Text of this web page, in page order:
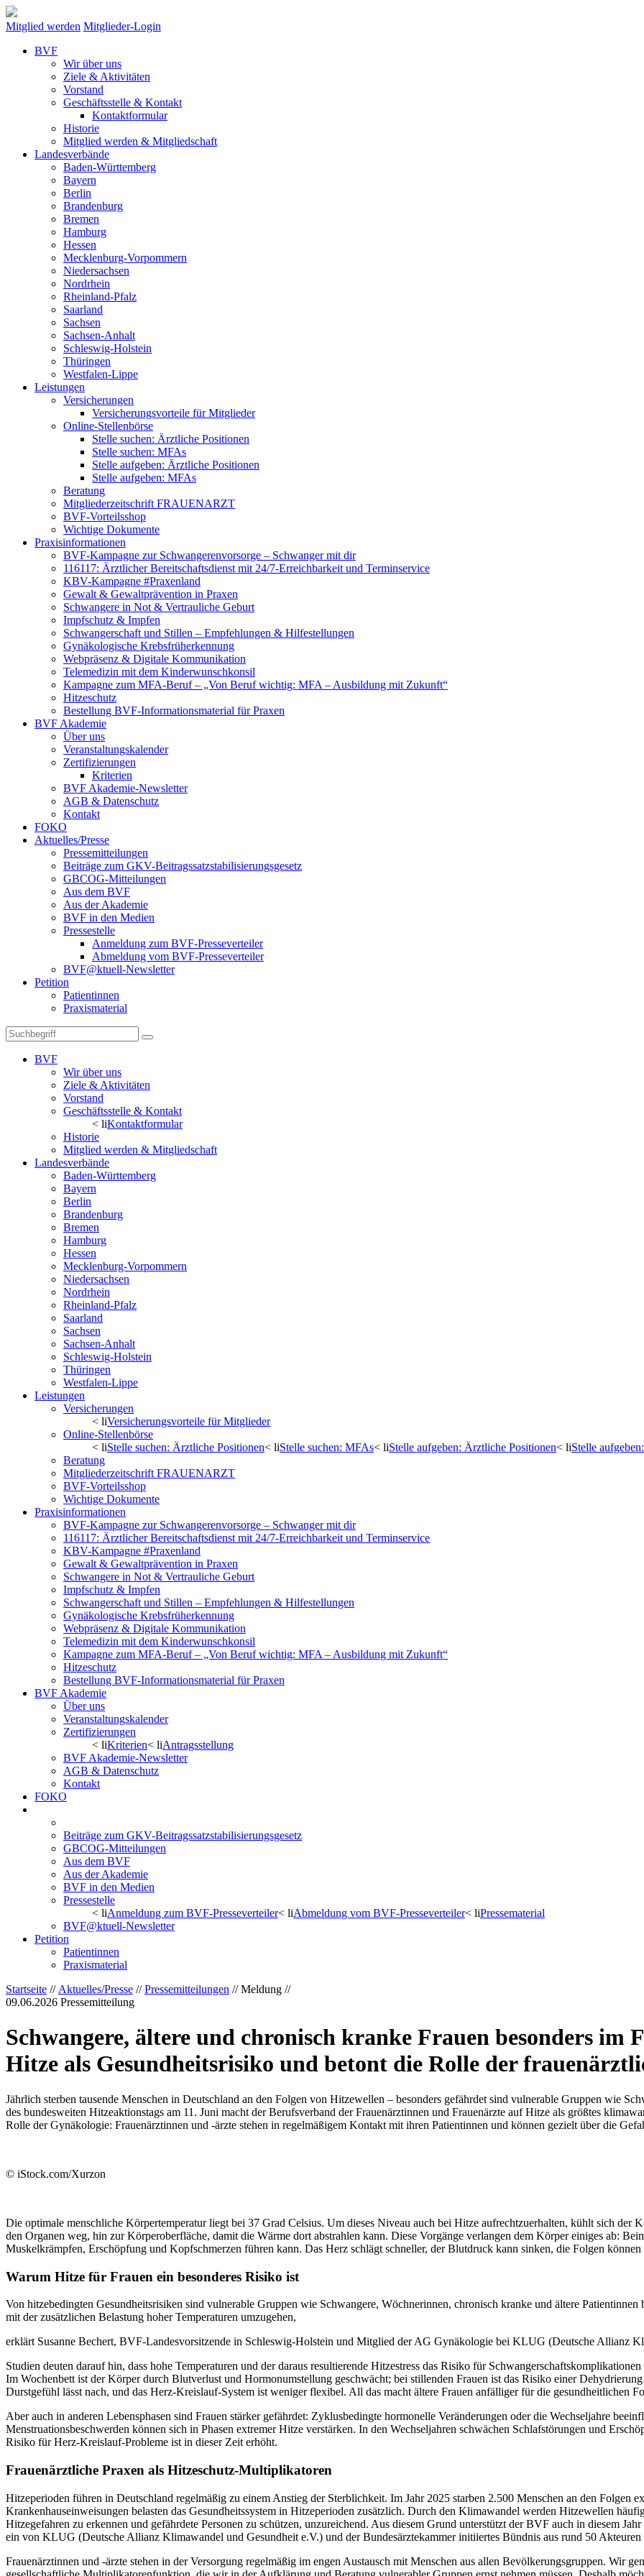
Mitglied werden Mitglieder-Login
BVF
Wir über uns
Ziele & Aktivitäten
Vorstand
Geschäftsstelle & Kontakt
Kontaktformular
Historie
Mitglied werden & Mitgliedschaft
Landesverbände
Baden-Württemberg
Bayern
Berlin
Brandenburg
Bremen
Hamburg
Hessen
Mecklenburg-Vorpommern
Niedersachsen
Nordrhein
Rheinland-Pfalz
Saarland
Sachsen
Sachsen-Anhalt
Schleswig-Holstein
Thüringen
Westfalen-Lippe
Leistungen
Versicherungen
Versicherungsvorteile für Mitglieder
Online-Stellenbörse
Stelle suchen: Ärztliche Positionen
Stelle suchen: MFAs
Stelle aufgeben: Ärztliche Positionen
Stelle aufgeben: MFAs
Beratung
Mitgliederzeitschrift FRAUENARZT
BVF-Vorteilsshop
Wichtige Dokumente
Praxisinformationen
BVF-Kampagne zur Schwangerenvorsorge – Schwanger mit dir
116117: Ärztlicher Bereitschaftsdienst mit 24/7-Erreichbarkeit und Terminservice
KBV-Kampagne #Praxenland
Gewalt & Gewaltprävention in Praxen
Schwangere in Not & Vertrauliche Geburt
Impfschutz & Impfen
Schwangerschaft und Stillen – Empfehlungen & Hilfestellungen
Gynäkologische Krebsfrüherkennung
Webpräsenz & Digitale Kommunikation
Telemedizin mit dem Kinderwunschkonsil
Kampagne zum MFA-Beruf – „Von Beruf wichtig: MFA – Ausbildung mit Zukunft“
Hitzeschutz
Bestellung BVF-Informationsmaterial für Praxen
BVF Akademie
Über uns
Veranstaltungskalender
Zertifizierungen
Kriterien
BVF Akademie-Newsletter
AGB & Datenschutz
Kontakt
FOKO
Aktuelles/Presse
Pressemitteilungen
Beiträge zum GKV-Beitragssatzstabilisierungsgesetz
GBCOG-Mitteilungen
Aus dem BVF
Aus der Akademie
BVF in den Medien
Pressestelle
Anmeldung zum BVF-Presseverteiler
Abmeldung vom BVF-Presseverteiler
BVF@ktuell-Newsletter
Petition
Patientinnen
Praxismaterial
BVF
Wir über uns
Ziele & Aktivitäten
Vorstand
Geschäftsstelle & Kontakt
< liKontaktformular
Historie
Mitglied werden & Mitgliedschaft
Landesverbände
Baden-Württemberg
Bayern
Berlin
Brandenburg
Bremen
Hamburg
Hessen
Mecklenburg-Vorpommern
Niedersachsen
Nordrhein
Rheinland-Pfalz
Saarland
Sachsen
Sachsen-Anhalt
Schleswig-Holstein
Thüringen
Westfalen-Lippe
Leistungen
Versicherungen
< liVersicherungsvorteile für Mitglieder
Online-Stellenbörse
< liStelle suchen: Ärztliche Positionen< liStelle suchen: MFAs< liStelle aufgeben: Ärztliche Positionen< liStelle
Beratung
Mitgliederzeitschrift FRAUENARZT
BVF-Vorteilsshop
Wichtige Dokumente
Praxisinformationen
BVF-Kampagne zur Schwangerenvorsorge – Schwanger mit dir
116117: Ärztlicher Bereitschaftsdienst mit 24/7-Erreichbarkeit und Terminservice
KBV-Kampagne #Praxenland
Gewalt & Gewaltprävention in Praxen
Schwangere in Not & Vertrauliche Geburt
Impfschutz & Impfen
Schwangerschaft und Stillen – Empfehlungen & Hilfestellungen
Gynäkologische Krebsfrüherkennung
Webpräsenz & Digitale Kommunikation
Telemedizin mit dem Kinderwunschkonsil
Kampagne zum MFA-Beruf – „Von Beruf wichtig: MFA – Ausbildung mit Zukunft“
Hitzeschutz
Bestellung BVF-Informationsmaterial für Praxen
BVF Akademie
Über uns
Veranstaltungskalender
Zertifizierungen
< liKriterien< liAntragsstellung
BVF Akademie-Newsletter
AGB & Datenschutz
Kontakt
FOKO
Beiträge zum GKV-Beitragssatzstabilisierungsgesetz
GBCOG-Mitteilungen
Aus dem BVF
Aus der Akademie
BVF in den Medien
Pressestelle
< liAnmeldung zum BVF-Presseverteiler< liAbmeldung vom BVF-Presseverteiler< liPressematerial
BVF@ktuell-Newsletter
Petition
Patientinnen
Praxismaterial
Startseite // Aktuelles/Presse //Pressemitteilungen // Meldung //
09.06.2026 Pressemitteilung
Schwangere, ältere und chronisch kranke Frauen besonders im
Hitze als Gesundheitsrisiko und betont die Rolle der
Jährlich sterben tausende Menschen in Deutschland an den Folgen von Hitzewellen – besonders gefährdet sind vulnerable Gruppen wie
des bundesweiten Hitzeaktionstags am 11. Juni macht der Berufsverband der Frauenärztinnen und Frauenärzte auf Hitze als größtes
Rolle der Gynäkologie: Frauenärztinnen und -ärzte stehen in regelmäßigem Kontakt mit ihren Patientinnen und können gezielt über die
© iStock.com/Xurzon
Die optimale menschliche Körpertemperatur liegt bei 37 Grad Celsius. Um dieses Niveau auch bei Hitze aufrechtzuerhalten, kühlt sich der
den Organen weg, hin zur Körperoberfläche, damit die Wärme dort abstrahlen kann. Diese Vorgänge verlangen dem Körper einiges ab:
Muskelkrämpfen, Erschöpfung und Kopfschmerzen führen kann. Das Herz schlägt schneller, der Blutdruck kann sinken, die Folgen
Warum Hitze für Frauen ein besonderes Risiko ist
Von hitzebedingten Gesundheitsrisiken sind vulnerable Gruppen wie Schwangere, Wöchnerinnen, chronisch kranke und ältere
mit der zusätzlichen Belastung hoher Temperaturen umzugehen,
erklärt Susanne Bechert, BVF-Landesvorsitzende in Schleswig-Holstein und Mitglied der AG Gynäkologie bei KLUG (Deutsche Allianz
Studien deuten darauf hin, dass hohe Temperaturen und der daraus resultierende Hitzestress das Risiko für
Im Wochenbett ist der Körper durch Blutverlust und Hormonumstellung geschwächt; bei stillenden Frauen ist das Risiko einer
Durstgefühl lässt nach, und das Herz-Kreislauf-System ist weniger flexibel. All das macht ältere Frauen anfälliger für die gesundheitlichen
Aber auch in anderen Lebensphasen sind Frauen stärker gefährdet: Zyklusbedingte hormonelle Veränderungen oder die Wechseljahre
Menstruationsbeschwerden können sich in Phasen extremer Hitze verstärken. In den Wechseljahren schwächen Schlafstörungen und
Risiko für Herz-Kreislauf-Probleme ist in dieser Zeit erhöht.
Frauenärztliche Praxen als Hitzeschutz-Multiplikatoren
Hitzeperioden führen in Deutschland regelmäßig zu einem Anstieg der Sterblichkeit. Im Jahr 2025 starben 2.500 Menschen an den Folgen
Krankenhauseinweisungen belasten das Gesundheitssystem in Hitzeperioden zusätzlich. Durch den Klimawandel werden Hitzewellen
Hitzegefahren zu erkennen und gefährdete Personen zu schützen, unzureichend. Aus diesem Grund unterstützt der BVF auch in diesem
ein von KLUG (Deutsche Allianz Klimawandel und Gesundheit e.V.) und der Bundesärztekammer initiiertes Bündnis aus rund 50 Akteuren
Frauenärztinnen und -ärzte stehen in der Versorgung regelmäßig im engen Austausch mit Menschen aus allen Bevölkerungsgruppen. Wir